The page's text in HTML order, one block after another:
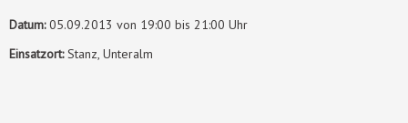
Datum:05.09.2013 von 19:00 bis 21:00 Uhr
Einsatzort:Stanz, Unteralm